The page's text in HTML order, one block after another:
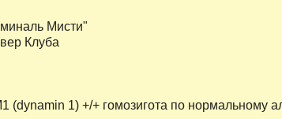
Мисти"
Клуба
1) +/+ гомозигота по нормальному